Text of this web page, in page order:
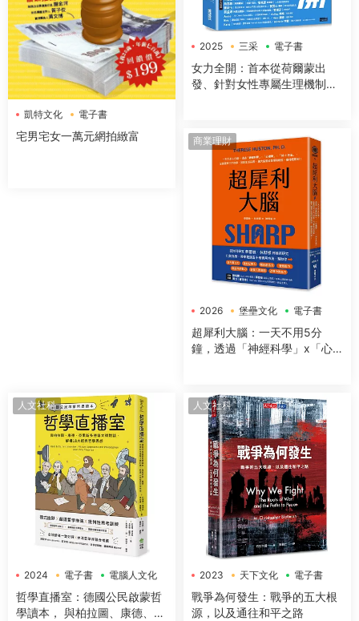
凱特文化 電子書
宅男宅女一萬元網拍緻富
2025 三采 電子書
女力全開：首本從荷爾蒙出
發、針對女性專屬生理機制與
商業理財
2026 堡壘文化 電子書
超犀利大腦：一天不用5分
鐘，透過「神經科學」x「心
讓大腦潛能發揮到極緻，變得
超犀利！
人文社科
2024 電子書 電腦人文化
哲學直播室：德國公民啟蒙哲
學讀本， 與柏拉圖、康德、亞
人文社科
2023 天下文化 電子書
戰爭為何發生：戰爭的五大根
源，以及通往和平之路